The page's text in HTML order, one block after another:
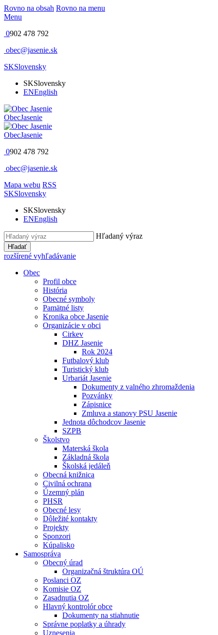
Rovno na obsah Rovno na menu
Menu
0902 478 792
obec@jasenie.sk
SKSlovensky
SKSlovensky
ENEnglish
ObecJasenie
ObecJasenie
0902 478 792
obec@jasenie.sk
Mapa webu RSS
SKSlovensky
SKSlovensky
ENEnglish
Hľadaný výraz
Hľadať
rozšírené vyhľadávanie
Obec
Profil obce
História
Obecné symboly
Pamätné listy
Kronika obce Jasenie
Organizácie v obci
Cirkev
DHZ Jasenie
Rok 2024
Futbalový klub
Turistický klub
Urbariát Jasenie
Dokumenty z valného zhromaždenia
Pozvánky
Zápisnice
Zmluva a stanovy PSU Jasenie
Jednota dôchodcov Jasenie
SZPB
Školstvo
Materská škola
Základná škola
Školská jedáleň
Obecná knižnica
Civilná ochrana
Územný plán
PHSR
Obecné lesy
Dôležité kontakty
Projekty
Sponzori
Kúpalisko
Samospráva
Obecný úrad
Organizačná štruktúra OÚ
Poslanci OZ
Komisie OZ
Zasadnutia OZ
Hlavný kontrolór obce
Dokumenty na stiahnutie
Správne poplatky a úhrady
Uznesenia